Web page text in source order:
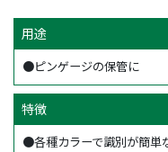
用途
●ピンゲージの保管に
特徴
●各種カラーで識別が簡単